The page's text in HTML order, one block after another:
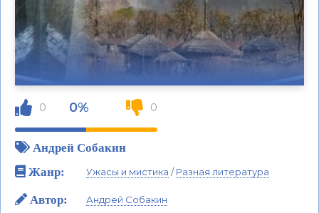
0 0% 0
Андрей Собакин
Жанр:
Ужасы и мистика /Разная литература
Автор: Андрей Собакин